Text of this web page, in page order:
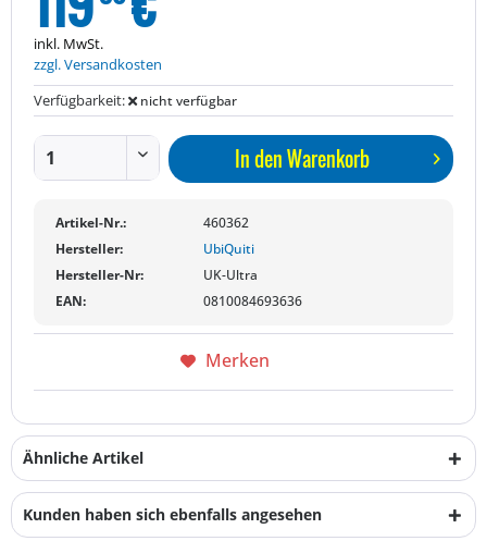
inkl. MwSt.
zzgl. Versandkosten
Verfügbarkeit:
nicht verfügbar
In denWarenkorb
Artikel-Nr.:
460362
Hersteller:
UbiQuiti
Hersteller-Nr:
UK-Ultra
EAN:
0810084693636
Merken
Ähnliche Artikel
Kunden haben sich ebenfalls angesehen